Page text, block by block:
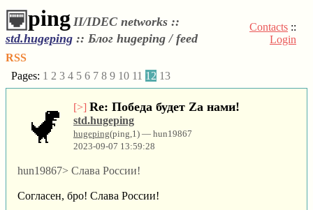
ping II/IDEC networks ::
std.hugeping :: Блог hugeping / feed
Contacts ::
Login
RSS
Pages: 1 2 3 4 5 6 7 8 9 10 11 12 13
[>] Re: Победа будет Za нами!
std.hugeping
hugeping(ping,1) — hun19867
2023-09-07 13:59:28
hun19867> Слава России!
Согласен, бро! Слава России!